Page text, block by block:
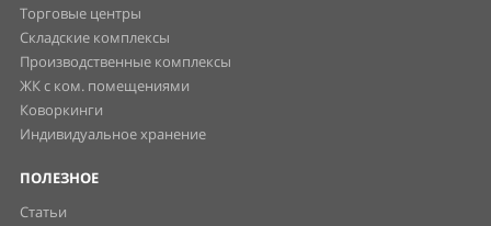
Торговые центры
Складские комплексы
Производственные комплексы
ЖК с ком. помещениями
Коворкинги
Индивидуальное хранение
ПОЛЕЗНОЕ
Статьи